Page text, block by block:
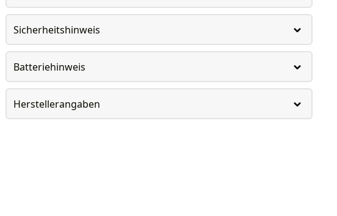
Sicherheitshinweis
Batteriehinweis
Herstellerangaben